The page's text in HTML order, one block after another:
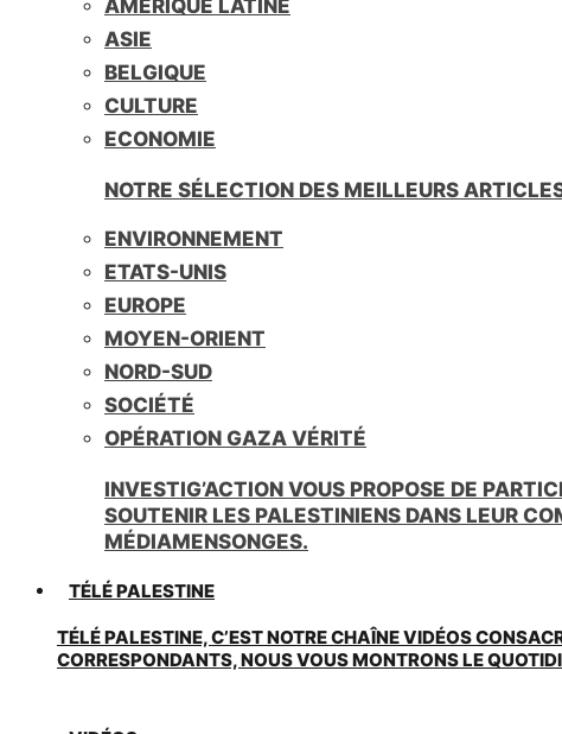
i
d
AMÉRIQUE LATINE
ASIE
BELGIQUE
CULTURE
ECONOMIE
NOTRE SÉLECTION DES MEILLEURS
ENVIRONNEMENT
ETATS-UNIS
EUROPE
MOYEN-ORIENT
NORD-SUD
SOCIÉTÉ
OPÉRATION GAZA VÉRITÉ
INVESTIG’ACTION VOUS PROPOSE DE
SOUTENIR LES PALESTINIENS DANS LEUR
MÉDIAMENSONGES.
TÉLÉ PALESTINE
TÉLÉ PALESTINE, C’EST NOTRE CHAÎNE VIDÉOS
CORRESPONDANTS, NOUS VOUS MONTRONS LE